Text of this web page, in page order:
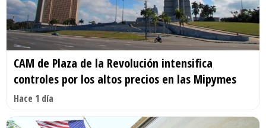
CAM de Plaza de la Revolución intensifica
controles por los altos precios en las Mipymes
Hace 1 día